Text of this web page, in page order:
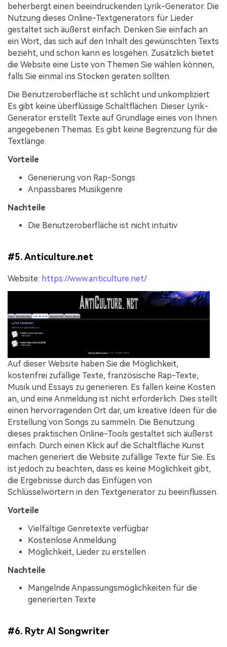
beherbergt einen beeindruckenden Lyrik-Generator. Die
Nutzung dieses Online-Textgenerators für Lieder
gestaltet sich äußerst einfach. Denken Sie einfach an
ein Wort, das sich auf den Inhalt des gewünschten Texts
bezieht, und schon kann es losgehen. Zusätzlich bietet
die Website eine Liste von Themen Sie wählen können,
falls Sie einmal ins Stocken geraten sollten.
Die Benutzeroberfläche ist schlicht und unkompliziert
Es gibt keine überflüssige Schaltflächen. Dieser Lyrik-
Generator erstellt Texte auf Grundlage eines von Ihnen
angegebenen Themas. Es gibt keine Begrenzung für die
Textlänge.
Vorteile
Generierung von Rap-Songs
Anpassbares Musikgenre
Nachteile
Die Benutzeroberfläche ist nicht intuitiv
#5. Anticulture.net
Website: https://www.anticulture.net/
Auf dieser Website haben Sie die Möglichkeit,
kostenfrei zufällige Texte, französische Rap-Texte,
Musik und Essays zu generieren. Es fallen keine Kosten
an, und eine Anmeldung ist nicht erforderlich. Dies stellt
einen hervorragenden Ort dar, um kreative Ideen für die
Erstellung von Songs zu sammeln. Die Benutzung
dieses praktischen Online-Tools gestaltet sich äußerst
einfach. Durch einen Klick auf die Schaltfläche Kunst
machen generiert die Website zufällige Texte für Sie. Es
ist jedoch zu beachten, dass es keine Möglichkeit gibt,
die Ergebnisse durch das Einfügen von
Schlüsselwörtern in den Textgenerator zu beeinflussen.
Vorteile
Vielfältige Genretexte verfügbar
Kostenlose Anmeldung
Möglichkeit, Lieder zu erstellen
Nachteile
Mangelnde Anpassungsmöglichkeiten für die
generierten Texte
#6. Rytr AI Songwriter